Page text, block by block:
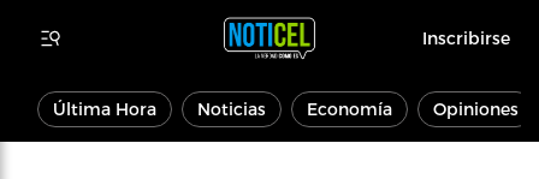
Inscribirse
Última Hora Noticias Economía Opiniones